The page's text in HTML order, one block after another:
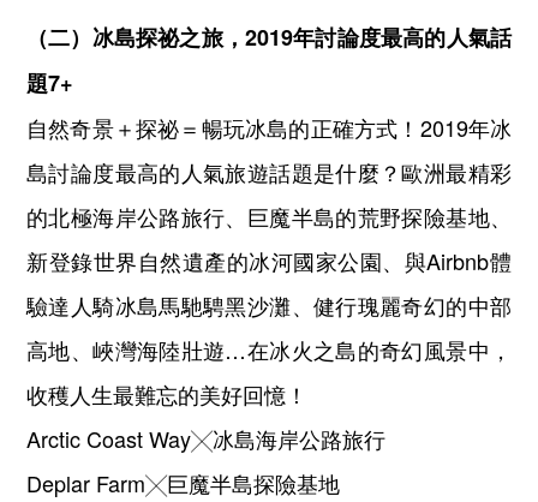
（二）冰島探祕之旅， 2019年討論度最高的人氣話
題7+
自然奇景＋探祕＝暢玩冰島的正確方式！2019年冰
島討論度最高的人氣旅遊話題是什麼？歐洲最精彩
的北極海岸公路旅行、巨魔半島的荒野探險基地、
新登錄世界自然遺產的冰河國家公園、與Airbnb體
驗達人騎冰島馬馳騁黑沙灘、健行瑰麗奇幻的中部
高地、峽灣海陸壯遊…在冰火之島的奇幻風景中，
收穫人生最難忘的美好回憶！
Arctic Coast Way╳冰島海岸公路旅行
Deplar Farm╳巨魔半島探險基地